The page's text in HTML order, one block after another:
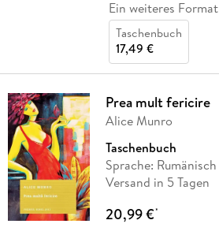
Ein weiteres Format
Taschenbuch
17,49 €
Prea mult fericire
Alice Munro
Taschenbuch
Sprache: Rumänisch
Versand in 5 Tagen
20,99 €*